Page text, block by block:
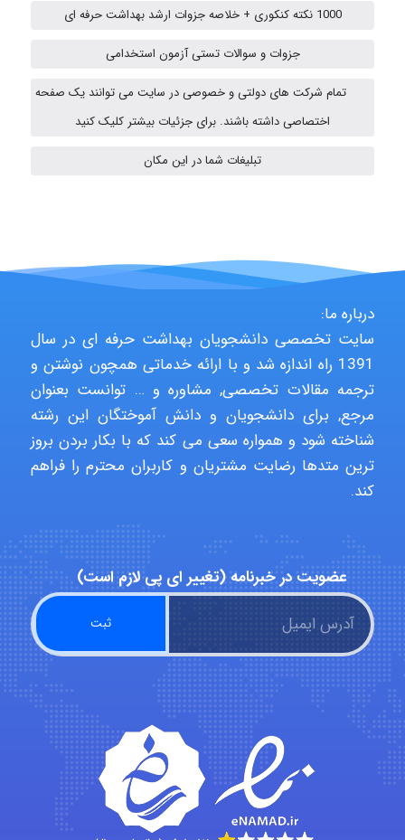
aghajari vahid
HaddadiMahsa
abolfazlkoshehe
abolfazlkoshehe
A.balandeh
fatima
Jafar Tym
aghajari vahid
1000 نکته کنکوری + خلاصه جزوات ارشد بهداشت حرفه ای
جزوات و سوالات تستی آزمون استخدامی
تمام شرکت های دولتی و خصوصی در سایت می توانند یک صفحه
اختصاصی داشته باشند. برای جزئیات بیشتر کلیک کنید
تبلیغات شما در این مکان
درباره ما:
سایت تخصصی دانشجویان بهداشت حرفه ای در سال
1391 راه اندازه شد و با ارائه خدماتی همچون نوشتن و
ترجمه مقالات تخصصی, مشاوره و … توانست بعنوان
مرجع, برای دانشجویان و دانش آموختگان این رشته
شناخته شود و همواره سعی می کند که با بکار بردن بروز
ترین متدها رضایت مشتریان و کاربران محترم را فراهم
کند.
عضویت در خبرنامه (تغییر ای پی لازم است)